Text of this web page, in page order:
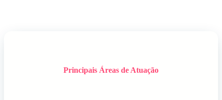
Principais Áreas de Atuação